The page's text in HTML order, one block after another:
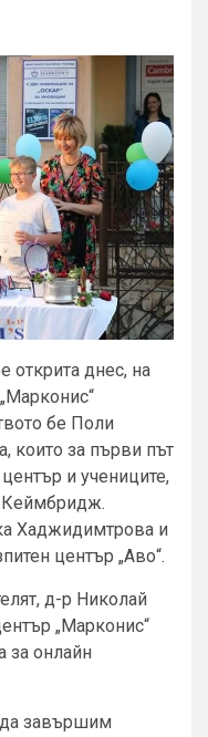
открита днес, на
бе Поли
които за първи път
и учениците,
Кеймбридж.
Хаджидимтрова и
център „Аво“.
д-р Николай
„Марконис“
за онлайн
да завършим